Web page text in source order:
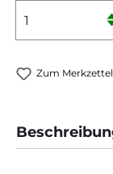
Produkt
Zum